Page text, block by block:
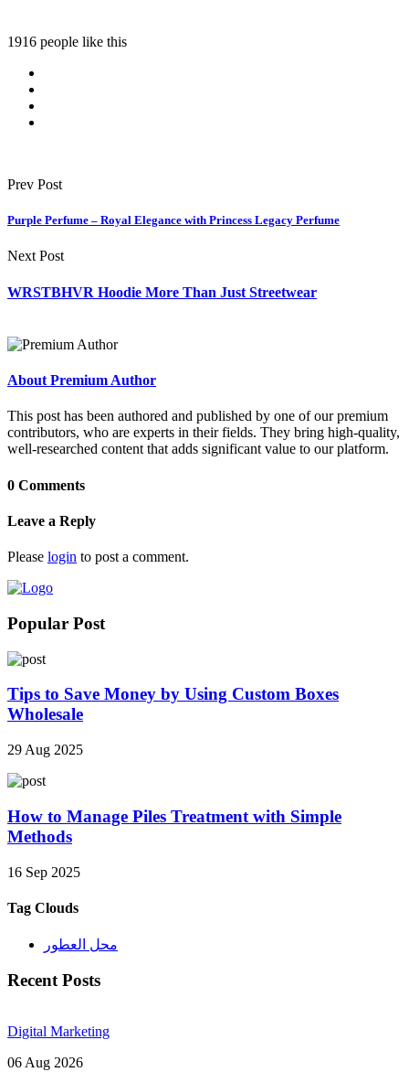
1916 people like this
Prev Post
Purple Perfume – Royal Elegance with Princess Legacy Perfume
Next Post
WRSTBHVR Hoodie More Than Just Streetwear
About Premium Author
This post has been authored and published by one of our premium
contributors, who are experts in their fields. They bring high-quality,
well-researched content that adds significant value to our platform.
0 Comments
Leave a Reply
Please login to post a comment.
Popular Post
Tips to Save Money by Using Custom Boxes
Wholesale
29 Aug 2025
How to Manage Piles Treatment with Simple
Methods
16 Sep 2025
Tag Clouds
محل العطور
Recent Posts
Digital Marketing
06 Aug 2026